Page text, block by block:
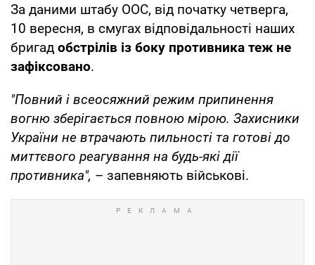
За даними штабу ООС, від початку четверга,
10 вересня, в смугах відповідальності наших
бригад обстрілів із боку противника теж не
зафіксовано.
"Повний і всеосяжний режим припинення
вогню зберігається повною мірою. Захисники
України не втрачають пильності та готові до
миттєвого реагування на будь-які дії
противника", – запевняють військові.